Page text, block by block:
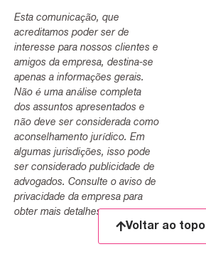
Esta comunicação, que
acreditamos poder ser de
interesse para nossos clientes e
amigos da empresa, destina-se
apenas a informações gerais.
Não é uma análise completa
dos assuntos apresentados e
não deve ser considerada como
aconselhamento jurídico. Em
algumas jurisdições, isso pode
ser considerado publicidade de
advogados. Consulte o aviso de
privacidade da empresa para
obter mais detalhes.
Voltar ao topo